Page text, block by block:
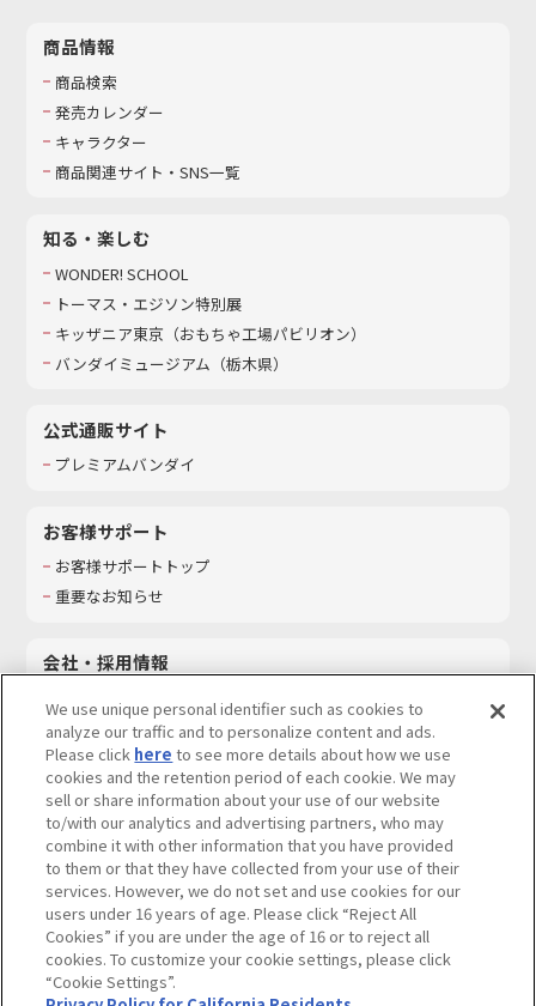
商品情報
商品検索
発売カレンダー
キャラクター
商品関連サイト・SNS一覧
知る・楽しむ
WONDER! SCHOOL
トーマス・エジソン特別展
キッザニア東京（おもちゃ工場パビリオン）​
バンダイミュージアム（栃木県）
公式通販サイト
プレミアムバンダイ
お客様サポート
お客様サポートトップ
重要なお知らせ
会社・採用情報
採用情報
サステナビリティ
お問い合わせ
ウェブサイトご利用条件 ソーシャルメディアポリシー
個人情報及び特定個人情報等の取り扱いに関する保護方針
Do Not Sell or Share My Personal Information著作権・商標について
We use unique personal identifier such as cookies to
analyze our traffic and to personalize content and ads.
Please click here to see more details about how we use
cookies and the retention period of each cookie. We may
sell or share information about your use of our website
to/with our analytics and advertising partners, who may
combine it with other information that you have provided
to them or that they have collected from your use of their
services. However, we do not set and use cookies for our
users under 16 years of age. Please click “Reject All
Cookies” if you are under the age of 16 or to reject all
cookies. To customize your cookie settings, please click
“Cookie Settings”.